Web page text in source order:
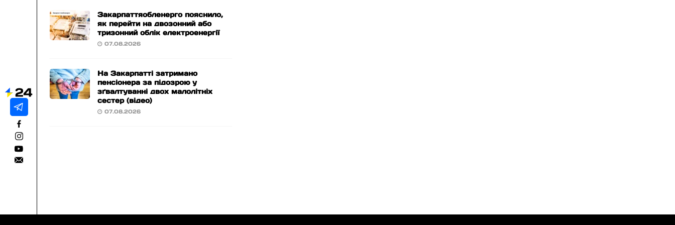
Закарпаттяобленерго пояснило,
як перейти на двозонний або
тризонний облік електроенергії
07.08.2026
На Закарпатті затримано
пенсіонера за підозрою у
зґвалтуванні двох малолітніх
сестер (відео)
07.08.2026